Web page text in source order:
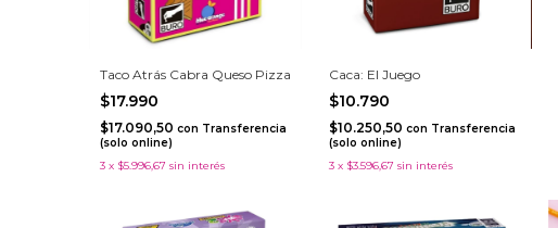
Taco Atrás Cabra Queso Pizza
$17.990
$17.090,50 con Transferencia
(solo online)
3 x $5.996,67 sin interés
Caca: El Juego
$10.790
$10.250,50con Transferencia
(solo online)
3 x $3.596,67 sin interés